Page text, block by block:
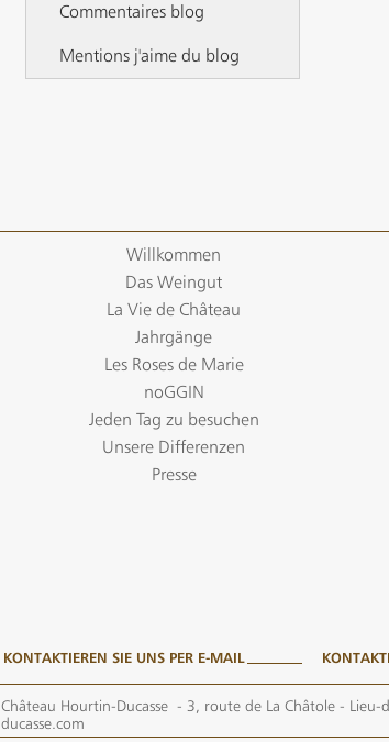
Commentaires blog
Mentions j'aime du blog
Willkommen
Das Weingut
La Vie de Château
Jahrgänge
Les Roses de Marie
noGGIN
Jeden Tag zu besuchen
Unsere Differenzen
Presse
KONTAKTIEREN SIE UNS PER E-MAIL
Château Hourtin-Ducasse - 3, route de La Châtole - Lieu-
ducasse.com